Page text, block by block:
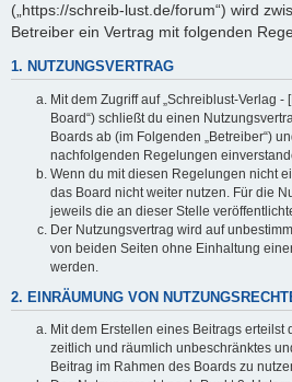
(„https://schreib-lust.de/forum“) wird
Betreiber ein Vertrag mit folgenden
1. NUTZUNGSVERTRAG
Mit dem Zugriff auf „Schreiblust-Verlag -
Board“) schließt du einen
Boards ab (im Folgenden „Betreiber“)
nachfolgenden Regelungen
Wenn du mit diesen Regelungen nicht
das Board nicht weiter nutzen. Für die
jeweils die an dieser Stelle
Der Nutzungsvertrag wird auf
von beiden Seiten ohne Einhaltung
werden.
2. EINRÄUMUNG VON
Mit dem Erstellen eines Beitrags
zeitlich und räumlich unbeschränktes
Beitrag im Rahmen des Boards zu